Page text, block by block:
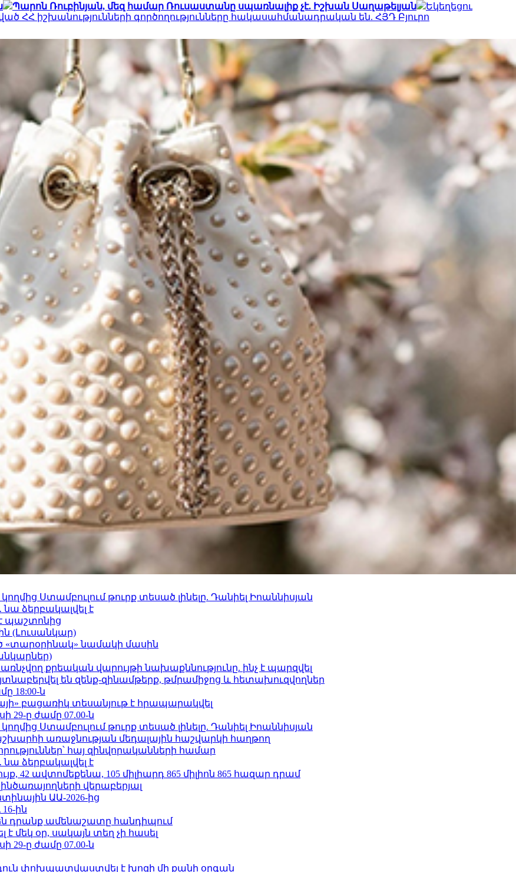
Պարոն Ռուբինյան, մեզ համար Ռուսաստանը սպառնալիք չէ. Իշխան Սաղաթելյան
Եկեղեցու
ՀՀ իշխանությունների գործողությունները հակասահմանադրական են. ՀՅԴ Բյուրո
Ստամբուլում թուրք տեսած լինելը. Դանիել Իոաննիսյան
ձերբակալվել է
պաշտոնից
(Լուսանկար)
«տարօրինակ» նամակի մասին
առնչվող քրեական վարույթի նախաքննությունը. ինչ է պարզվել
են զենք-զինամթերք, թմրամիջոց և հետախուզվողներ
18:00-ն
բացառիկ տեսանյութ է հրապարակվել
29-ը ժամը 07.00-ն
Ստամբուլում թուրք տեսած լինելը. Դանիել Իոաննիսյան
առաջնության մեդալային հաշվարկի հաղթող
հայ զինվորականների համար
ձերբակալվել է
42 ավտոմեքենա, 105 միլիարդ 865 միլիոն 865 հազար դրամ
վերաբերյալ
ԱԱ-2026-ից
ին
դրանք ամենաշատը հանդիպում
մեկ օր, սակայն տեղ չի հասել
29-ը ժամը 07.00-ն
փոխպատվաստվել է խոզի մի քանի օրգան